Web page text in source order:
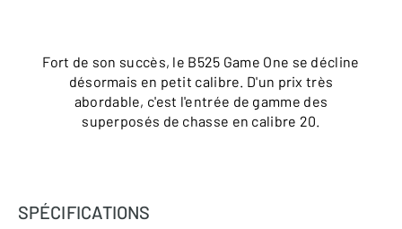
Fort de son succès, le B525 Game One se décline
désormais en petit calibre. D'un prix très
abordable, c'est l'entrée de gamme des
superposés de chasse en calibre 20.
SPÉCIFICATIONS